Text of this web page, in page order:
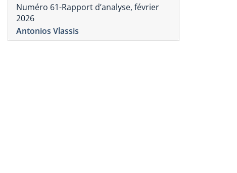
Numéro 61-Rapport d’analyse, février
2026
Antonios Vlassis